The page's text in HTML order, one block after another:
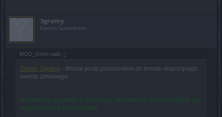
3gramy
Forum Greenhorn
MOD_Orion said: ↑
Gibon, 3gramy - Wasze posty przeniosłem do tematu dotyczącego
eventu zimowego.
Wysłaliśmy zapytanie o tę kwestię. Odpowiedzi spodziewałbym się
najwcześniej w poniedziałek.